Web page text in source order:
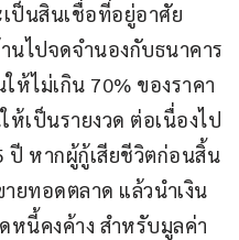
เป็นสินเชื่อที่อยู่อาศัย
นไปจดจำนองกับธนาคาร
ห้ไม่เกิน 70% ของราคา
ห้เป็นรายงวด ต่อเนื่องไป
ปี หากผู้กู้เสียชีวิตก่อนสิ้น
ยทอดตลาด แล้วนำเงิน
นี้คงค้าง สำหรับมูลค่า